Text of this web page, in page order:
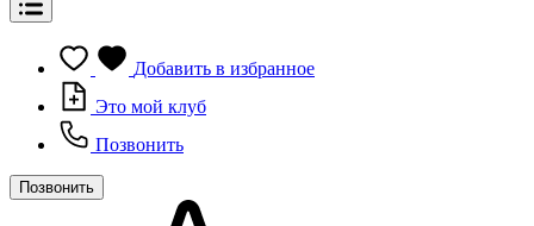
Добавить в избранное
Это мой клуб
Позвонить
Позвонить